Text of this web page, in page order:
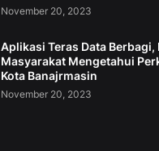
November 20, 2023
Aplikasi Teras Data Berbagi,
Masyarakat Mengetahui
Kota Banajrmasin
November 20, 2023